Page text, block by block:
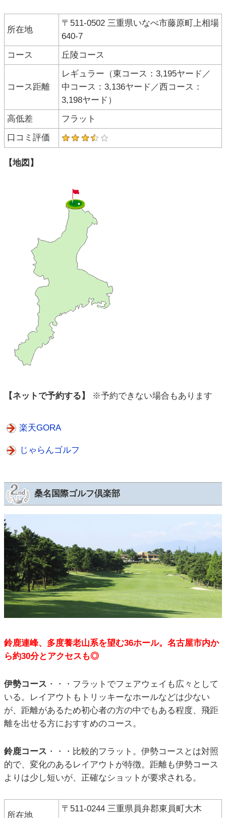
所在地
〒511-0502 三重県いなべ市藤原町上相場
640-7
コース
丘陵コース
コース距離
レギュラー（東コース：3,195ヤード／
中コース：3,136ヤード／西コース：
3,198ヤード）
高低差
フラット
口コミ評価
【地図】
【ネットで予約する】 ※予約できない場合もあります
楽天GORA
じゃらんゴルフ
桑名国際ゴルフ倶楽部
鈴鹿連峰、多度養老山系を望む36ホール。名古屋市内か
ら約30分とアクセスも◎
伊勢コース ・・・フラットでフェアウェイも広々として
いる。レイアウトもトリッキーなホールなどは少ない
が、距離があるため初心者の方の中でもある程度、飛距
離を出せる方におすすめのコース。
鈴鹿コース ・・・比較的フラット。伊勢コースとは対照
的で、変化のあるレイアウトが特徴。距離も伊勢コース
よりは少し短いが、正確なショットが要求される。
所在地
〒511-0244 三重県員弁郡東員町大木